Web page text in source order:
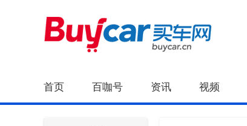
首页 百咖号 资讯 视频